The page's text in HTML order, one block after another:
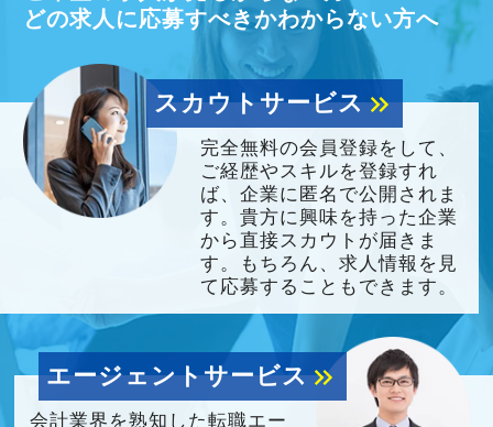
昇級は年に2回の自己申請制で何度でもチャレン
【定期的な班替えや席替えで、より多くのこと
を学べる体制！】
当社ではフリーアドレスと固定席を併用しなが
ら業務を行っています。
そのなかで定期的な席替えやチームの班替えを
実施。得意分野や経験の異なる様々な人と一緒
に仕事を行うことで、より柔軟かつ多彩なノウ
ハウや知識を身に付けられる体制を整えていま
す。
また関西・関東とそれぞれの拠点での交流もあ
どの求人に応募すべきかわからない方へ
スカウトサービスkeyboard_double_arrow_right
完全無料の会員登録をして、
ご経歴やスキルを登録すれ
ば、企業に匿名で公開されま
す。貴方に興味を持った企業
から直接スカウトが届きま
す。もちろん、求人情報を見
て応募することもできます。
エージェントサービスkeyboard_double_arrow_right
会計業界を熟知した転職エー